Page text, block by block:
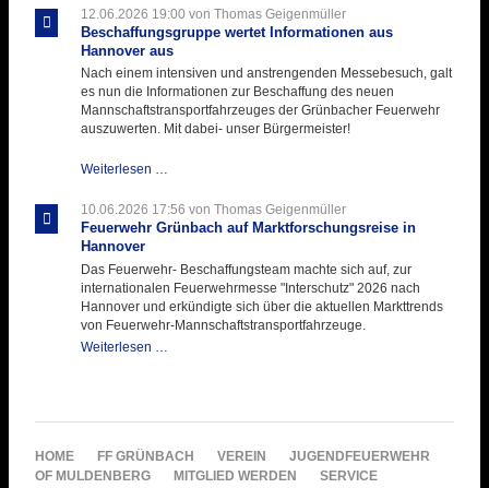
ihre
Hitzebelastung
12.06.2026 19:00 von Thomas Geigenmüller
Beschaffungsgruppe wertet Informationen aus
Hannover aus
Nach einem intensiven und anstrengenden Messebesuch, galt
es nun die Informationen zur Beschaffung des neuen
Mannschaftstransportfahrzeuges der Grünbacher Feuerwehr
auszuwerten. Mit dabei- unser Bürgermeister!
Weiterlesen …
Informationen
aus
10.06.2026 17:56 von Thomas Geigenmüller
Feuerwehr Grünbach auf Marktforschungsreise in
Hannover
Das Feuerwehr- Beschaffungsteam machte sich auf, zur
internationalen Feuerwehrmesse "Interschutz" 2026 nach
Hannover und erkündigte sich über die aktuellen Markttrends
von Feuerwehr-Mannschaftstransportfahrzeuge.
Weiterlesen …
in
NAVIGATION
ÜBERSPRINGEN
HOME FF GRÜNBACH VEREIN
JUGENDFEUERWEHR
OF MULDENBERG
MITGLIED WERDEN
SERVICE